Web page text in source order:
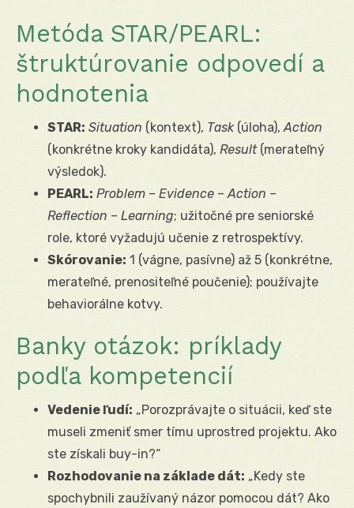
Metóda STAR/PEARL:
štruktúrovanie odpovedí a
hodnotenia
STAR: Situation (kontext), Task(úloha), Action
(konkrétne kroky kandidáta), Result(merateľný
výsledok).
PEARL: Problem – Evidence – Action –
Reflection – Learning; užitočné pre seniorské
role, ktoré vyžadujú učenie z retrospektívy.
Skórovanie: 1 (vágne, pasívne) až 5 (konkrétne,
merateľné, prenositeľné poučenie); používajte
behaviorálne kotvy.
Banky otázok: príklady
podľa kompetencií
Vedenie ľudí: „Porozprávajte o situácii, keď ste
museli zmeniť smer tímu uprostred projektu. Ako
ste získa­li buy-in?“
Rozhodovanie na základe dát: „Kedy ste
spochybnili zaužívaný názor pomocou dát? Ako